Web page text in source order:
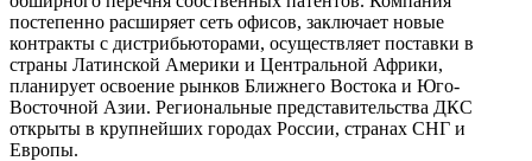
постепенно расширяет сеть офисов, заключает новые
контракты с дистрибьюторами, осуществляет поставки в
страны Латинской Америки и Центральной Африки,
планирует освоение рынков Ближнего Востока и Юго-
Восточной Азии. Региональные представительства ДКС
открыты в крупнейших городах России, странах СНГ и
Европы.